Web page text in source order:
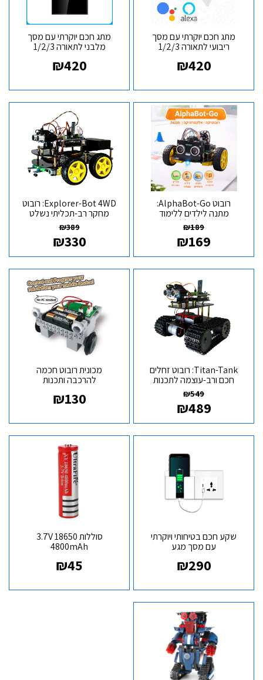
מתג חכם יוקרתי עם מסך
ריבועי לתאורה 1/2/3
₪420
מתג חכם יוקרתי עם מסך
מלבני לתאורה 1/2/3
₪420
רובוט AlphaBot-Go:
מתנה לילדים ללימוד
רובוטיקה (כולל מדריך
בעברית)
₪189
₪169
Explorer-Bot 4WD: רובוט
מחקר רב-תכליתי נשלט
אפליקציה
₪389
₪330
Titan-Tank: רובוט זחלים
חכם ורב-עוצמה לתכנות
ופיתוח
₪549
₪489
מכונית רובוט חכמה
להרכבה ותכנות
₪130
שקע חכם בטיחותי ויוקרתי
עם מסך מגע
₪290
סוללות 18650 3.7V
4800mAh
₪45